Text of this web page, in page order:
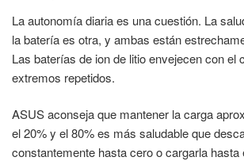
La autonomía diaria es una cuestión. La
la batería es otra, y ambas están
Las baterías de ion de litio envejecen con el
extremos repetidos.
ASUS aconseja que mantener la carga
el 20% y el 80% es más saludable que
constantemente hasta cero o cargarla hasta